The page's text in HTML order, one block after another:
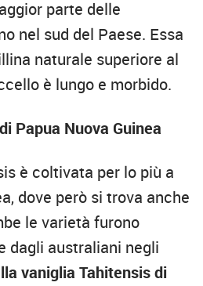
parte delle
nel sud del Paese. Essa
naturale superiore al
è lungo e morbido.
Papua Nuova Guinea
è coltivata per lo più a
dove però si trova anche
le varietà furono
dagli australiani negli
vaniglia Tahitensis di